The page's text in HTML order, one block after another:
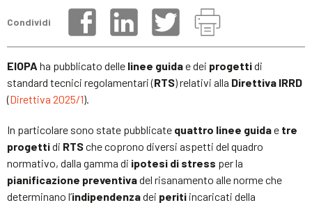
Condividi
EIOPA ha pubblicato delle linee guidae dei progettidi
standard tecnici regolamentari (RTS) relativi alla Direttiva IRRD
(Direttiva 2025/1).
In particolare sono state pubblicate quattro linee guidae tre
progettidi RTSche coprono diversi aspetti del quadro
normativo, dalla gamma di ipotesi di stress per la
pianificazione preventivadel risanamento alle norme che
determinano l’indipendenzadei periti incaricati della